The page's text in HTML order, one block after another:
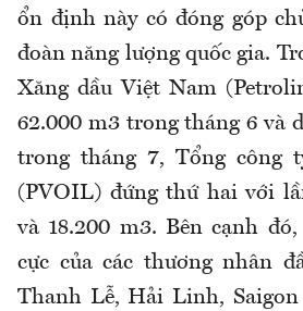
ổn định này có đóng góp
đoàn năng lượng quốc gia.
Xăng dầu Việt Nam
62.000 m3 trong tháng 6 và
trong tháng 7, Tổng công
(PVOIL) đứng thứ hai với
và 18.200 m3. Bên cạnh
cực của các thương nhân
Thanh Lễ, Hải Linh, Saigon